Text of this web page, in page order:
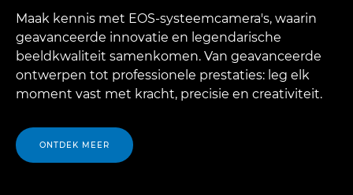
Maak kennis met EOS-systeemcamera's, waarin
geavanceerde innovatie en legendarische
beeldkwaliteit samenkomen. Van geavanceerde
ontwerpen tot professionele prestaties: leg elk
moment vast met kracht, precisie en creativiteit.
ONTDEK MEER